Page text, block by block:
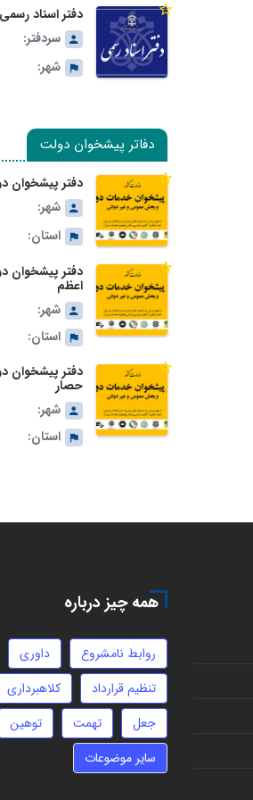
دفتر اسناد رسمی 292 تبریز
سردفتر:
شهر:
دفاتر پیشخوان دولت
دفتر پیشخوان
شهر:
استان:
اعظم
شهر:
استان:
حصار
شهر:
استان:
همه چیز درباره
روابط نامشروع داوری
تنظیم قرارداد
کلاهبرداری
جعل
تهمت توهین
سایر موضوعات